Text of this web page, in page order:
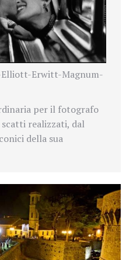
Erwitt-Magnum-
per il fotografo
realizzati, dal
della sua